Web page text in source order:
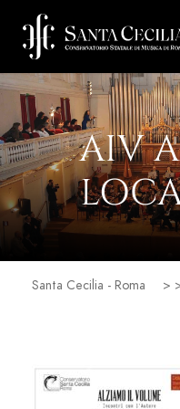
AIV
Santa Cecilia - Roma >